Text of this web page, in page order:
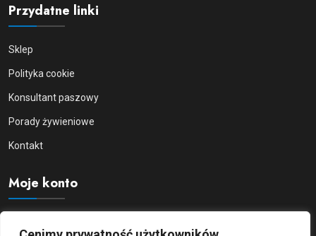
Przydatne linki
Sklep
Polityka cookie
Konsultant paszowy
Porady żywieniowe
Kontakt
Moje konto